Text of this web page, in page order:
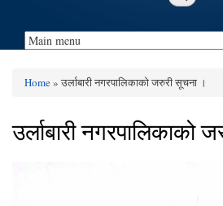
Home» उर्लाबारी नगरपालिकाको जरुरी सूचना ।
उर्लाबारी नगरपालिकाको